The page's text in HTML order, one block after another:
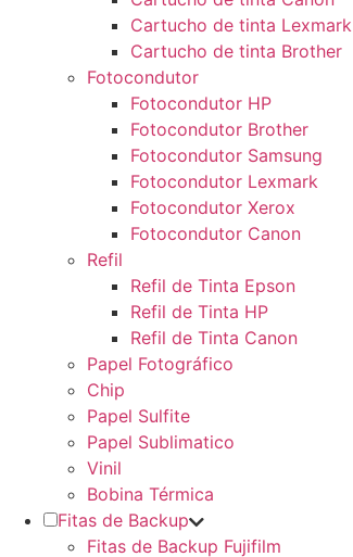
Cartucho de tinta Lexmark
Cartucho de tinta Brother
Fotocondutor
Fotocondutor HP
Fotocondutor Brother
Fotocondutor Samsung
Fotocondutor Lexmark
Fotocondutor Xerox
Fotocondutor Canon
Refil
Refil de Tinta Epson
Refil de Tinta HP
Refil de Tinta Canon
Papel Fotográfico
Chip
Papel Sulfite
Papel Sublimatico
Vinil
Bobina Térmica
Fitas de Backup
Fitas de Backup Fujifilm